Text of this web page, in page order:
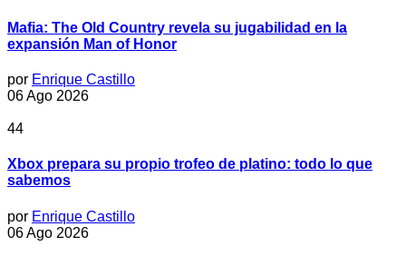
Mafia: The Old Country revela su jugabilidad en la
expansión Man of Honor
por Enrique Castillo
06 Ago 2026
44
Xbox prepara su propio trofeo de platino: todo lo que
sabemos
por Enrique Castillo
06 Ago 2026